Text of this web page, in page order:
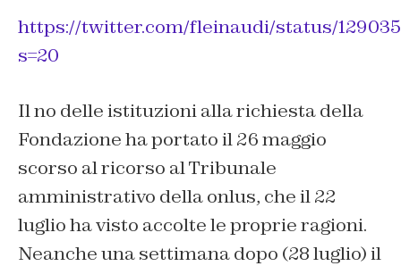
https://twitter.com/fleinaudi/status/
s=20
Il no delle istituzioni alla richiesta della
Fondazione ha portato il 26 maggio
scorso al ricorso al Tribunale
amministrativo della onlus, che il 22
luglio ha visto accolte le proprie ragioni.
Neanche una settimana dopo (28 luglio) il